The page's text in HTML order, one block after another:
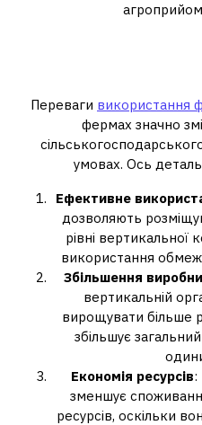
Переваги використання
фермах значно
умовах. Ось
Ефективне
дозволяють
рівні вертикальної
використання
Збільшення
вертикальній
вирощувати більше
збільшує
Економія ресурсів:
зменшує
ресурсів, оскільки